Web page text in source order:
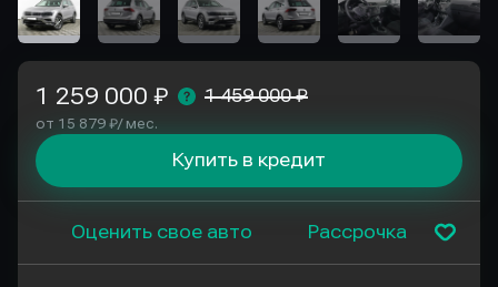
1 259 000 ₽ 1 459 000 ₽
от 15 879 ₽/ мес.
Купить в кредит
Оценить свое авто Рассрочка